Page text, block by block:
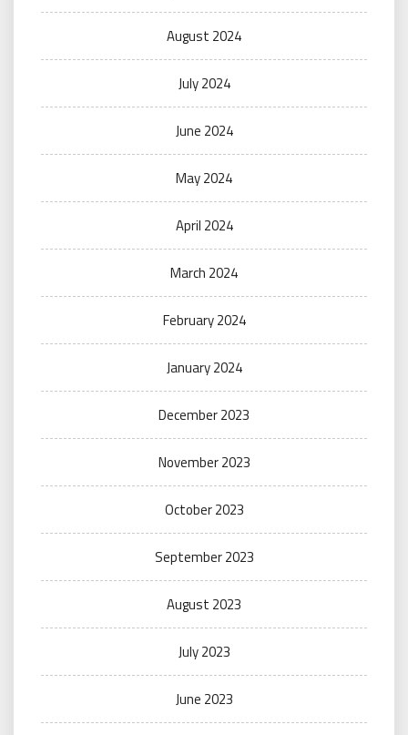
August 2024
July 2024
June 2024
May 2024
April 2024
March 2024
February 2024
January 2024
December 2023
November 2023
October 2023
September 2023
August 2023
July 2023
June 2023